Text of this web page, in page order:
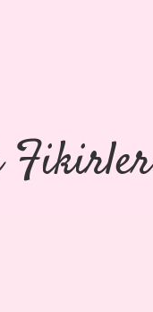
Fikirler